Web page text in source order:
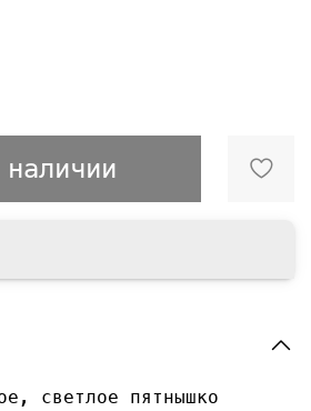
светлое пятнышко